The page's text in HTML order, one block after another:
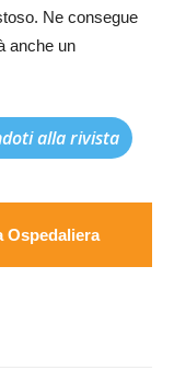
Ne consegue
anche un
alla rivista
Ospedaliera